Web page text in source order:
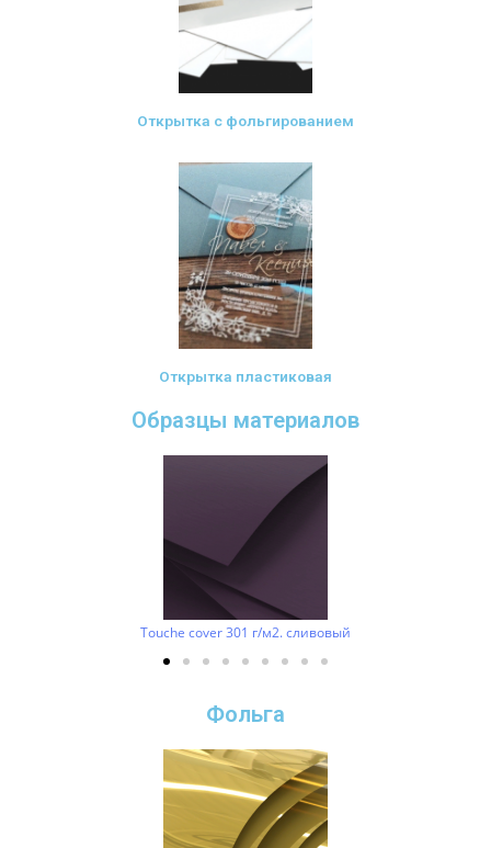
Открытка с фольгированием
Открытка пластиковая
Образцы материалов
Touche cover 301 г/м2. сливовый
Фольга